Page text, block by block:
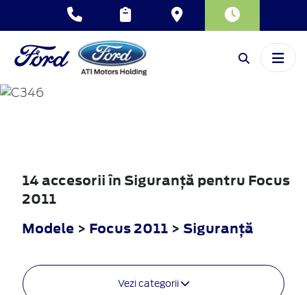
FOCUS
14 accesorii în Siguranţă pentru Focus
2011
Modele > Focus 2011 > Siguranţă
Vezi categorii